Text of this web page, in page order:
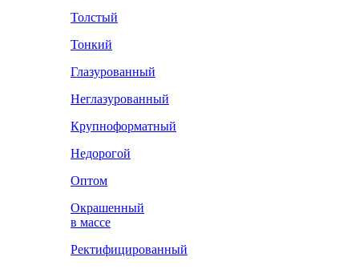
Толстый
Тонкий
Глазурованный
Неглазурованный
Крупноформатный
Недорогой
Оптом
Окрашенный
в массе
Ректифицированный